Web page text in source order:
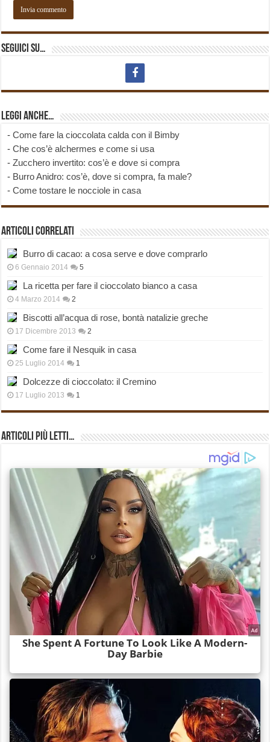
Seguici su…
Leggi anche…
-Come fare la cioccolata calda con il Bimby
-Che cos’è alchermes e come si usa
-Zucchero invertito: cos’è e dove si compra
- Burro Anidro: cos’è, dove si compra, fa male?
-Come tostare le nocciole in casa
Articoli correlati
Burro di cacao: a cosa serve e dove comprarlo
6 Gennaio 2014 5
La ricetta per fare il cioccolato bianco a casa
4 Marzo 2014 2
Biscotti all’acqua di rose, bontà natalizie greche
17 Dicembre 2013 2
Come fare il Nesquik in casa
25 Luglio 2014 1
Dolcezze di cioccolato: il Cremino
17 Luglio 2013 1
Articoli più Letti…